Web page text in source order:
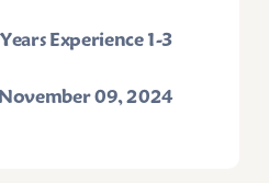
1-3 Years Experience
09, 2024